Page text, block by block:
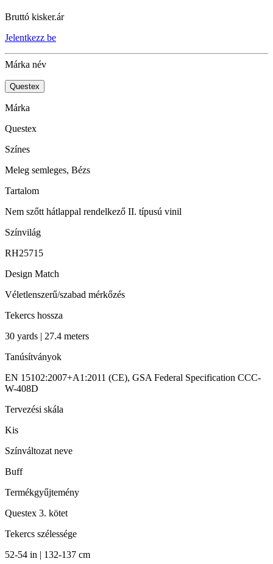
Bruttó kisker.ár
Jelentkezz be
Márka név
Questex
Márka
Questex
Színes
Meleg semleges, Bézs
Tartalom
Nem szőtt hátlappal rendelkező II. típusú vinil
Színvilág
RH25715
Design Match
Véletlenszerű/szabad mérkőzés
Tekercs hossza
30 yards | 27.4 meters
Tanúsítványok
EN 15102:2007+A1:2011 (CE), GSA Federal Specification CCC-
W-408D
Tervezési skála
Kis
Színváltozat neve
Buff
Termékgyűjtemény
Questex 3. kötet
Tekercs szélessége
52-54 in | 132-137 cm